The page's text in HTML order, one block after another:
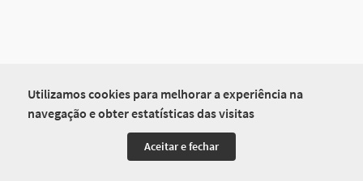
Utilizamos cookies para melhorar a experiência na
navegação e obter estatísticas das visitas
Aceitar e fechar